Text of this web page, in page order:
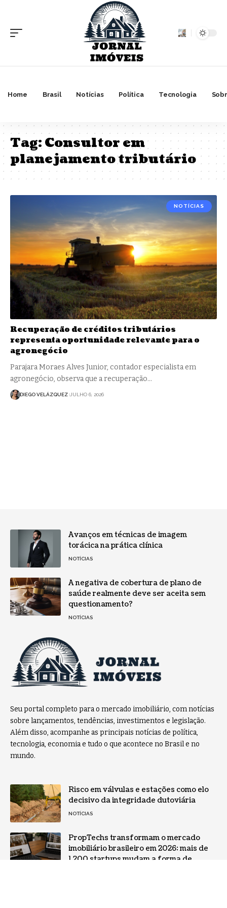
Home Brasil Notícias Política Tecnologia
Tag:Consultor em
planejamento tributário
NOTÍCIAS
Recuperação de créditos tributários
representa oportunidade relevante para o
agronegócio
Parajara Moraes Alves Junior, contador especialista em
agronegócio, observa que a recuperação…
DIEGO VELÁZQUEZ JULHO 6, 2026
Avanços em técnicas de imagem
torácica na prática clínica
NOTÍCIAS
A negativa de cobertura de plano de
saúde realmente deve ser aceita sem
questionamento?
NOTÍCIAS
Seu portal completo para o mercado imobiliário, com notícias
sobre lançamentos, tendências, investimentos e legislação.
Além disso, acompanhe as principais notícias de política,
tecnologia, economia e tudo o que acontece no Brasil e no
mundo.
Risco em válvulas e estações como elo
decisivo da integridade dutoviária
NOTÍCIAS
PropTechs transformam o mercado
imobiliário brasileiro em 2026: mais de
1.200 startups mudam a forma de